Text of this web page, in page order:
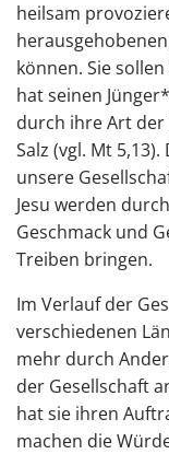
heilsam
können. Sie
hat seinen
durch ihre Art
Salz (vgl. Mt
unsere
Jesu werden
Geschmack und
Treiben bringen.
Im Verlauf der
verschiedenen
mehr durch
der Gesellschaft
hat sie ihren
machen die